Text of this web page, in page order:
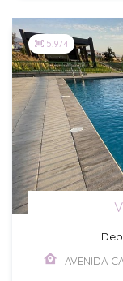
5.974
AVENIDA